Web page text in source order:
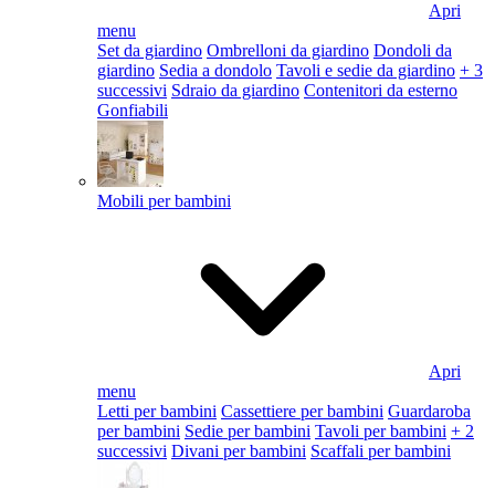
Apri
menu
Set da giardino Ombrelloni da giardino Dondoli da
giardino Sedia a dondolo Tavoli e sedie da giardino + 3
successivi Sdraio da giardino Contenitori da esterno
Gonfiabili
Mobili per bambini
Apri
menu
Letti per bambini Cassettiere per bambini Guardaroba
per bambini Sedie per bambini Tavoli per bambini + 2
successivi Divani per bambini Scaffali per bambini